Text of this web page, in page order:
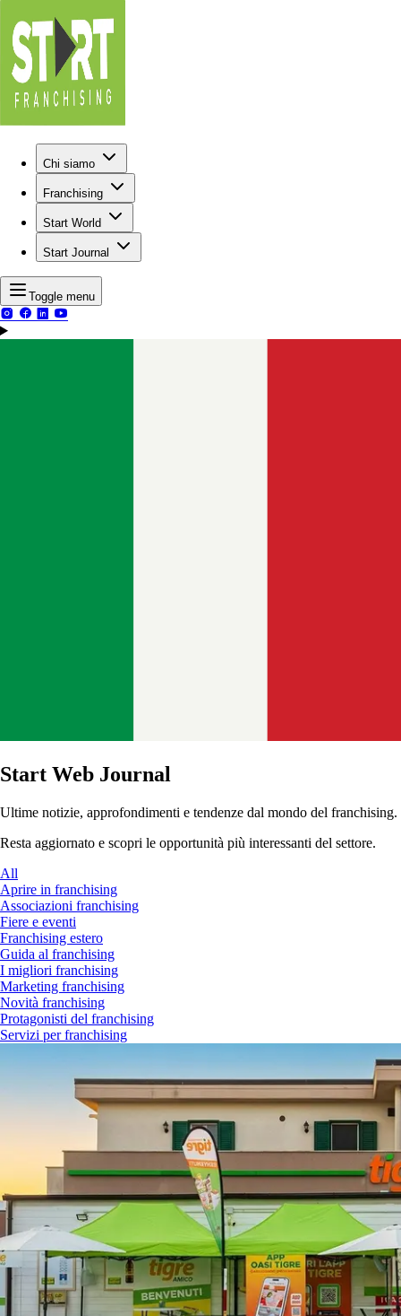
Chi siamo
Franchising
Start World
Start Journal
Toggle menu
Start Web Journal
Ultime notizie, approfondimenti e tendenze dal mondo del franchising.
Resta aggiornato e scopri le opportunità più interessanti del settore.
All
Aprire in franchising
Associazioni franchising
Fiere e eventi
Franchising estero
Guida al franchising
I migliori franchising
Marketing franchising
Novità franchising
Protagonisti del franchising
Servizi per franchising